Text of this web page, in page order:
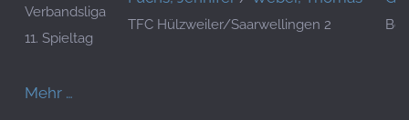
Verbandsliga
11. Spieltag
TFC Hülzweiler/Saarwellingen 2
Mehr …